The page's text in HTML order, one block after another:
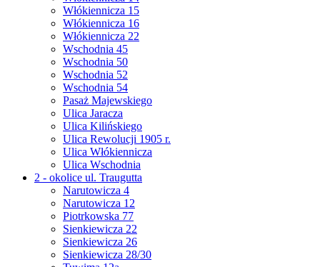
Włókiennicza 15
Włókiennicza 16
Włókiennicza 22
Wschodnia 45
Wschodnia 50
Wschodnia 52
Wschodnia 54
Pasaż Majewskiego
Ulica Jaracza
Ulica Kilińskiego
Ulica Rewolucji 1905 r.
Ulica Włókiennicza
Ulica Wschodnia
2 - okolice ul. Traugutta
Narutowicza 4
Narutowicza 12
Piotrkowska 77
Sienkiewicza 22
Sienkiewicza 26
Sienkiewicza 28/30